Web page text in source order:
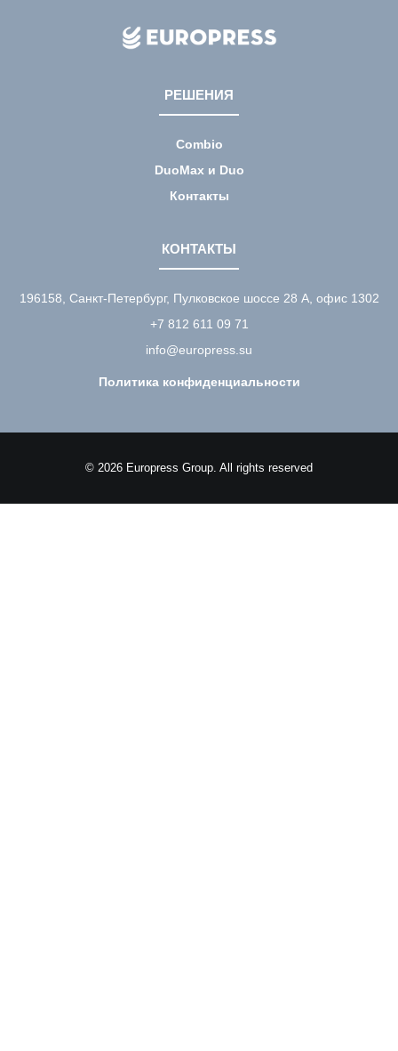
РЕШЕНИЯ
Combio
DuoMax и Duo
Контакты
КОНТАКТЫ
196158, Санкт-Петербург, Пулковское шоссе 28 А, офис 1302
+7 812 611 09 71
info@europress.su
Политика конфиденциальности
© 2026 Europress Group. All rights reserved